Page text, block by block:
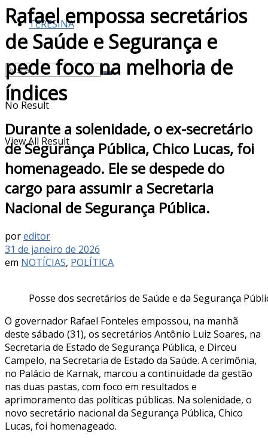
TERESINA
No Result
View All Result
Rafael empossa secretários
de Saúde e Segurança e
pede foco na melhoria de
índices
Durante a solenidade, o ex-secretário
de Segurança Pública, Chico Lucas, foi
homenageado. Ele se despede do
cargo para assumir a Secretaria
Nacional de Segurança Pública.
poreditor
31 de janeiro de 2026
em NOTÍCIAS, POLÍTICA
Posse dos secretários de Saúde e da Segurança
O governador Rafael Fonteles empossou, na manhã
deste sábado (31), os secretários Antônio Luiz Soares, na
Secretaria de Estado de Segurança Pública, e Dirceu
Campelo, na Secretaria de Estado da Saúde. A cerimônia,
no Palácio de Karnak, marcou a continuidade da gestão
nas duas pastas, com foco em resultados e
aprimoramento das políticas públicas. Na solenidade, o
novo secretário nacional da Segurança Pública, Chico
Lucas, foi homenageado.